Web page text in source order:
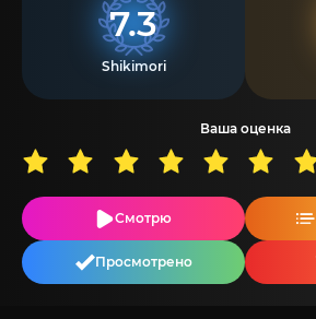
7.3
Shikimori
Ваша оценка
Смотрю
Просмотрено